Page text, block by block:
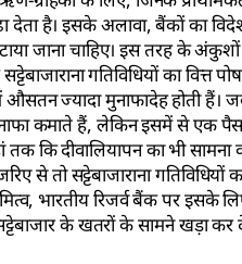
है। इसके अलावा, बैंकों का
जाना चाहिए। इस तरह के अंकुशों
गतिविधियों का वित्त
औसतन ज्यादा मुनाफादेह होती
कमाते हैं, लेकिन इसमें से एक
कि दीवालियापन का भी सामना
तो सट्टेबाजाराना गतिविधियों
भारतीय रिजर्व बैंक पर इसके
के खतरों के सामने खड़ा कर